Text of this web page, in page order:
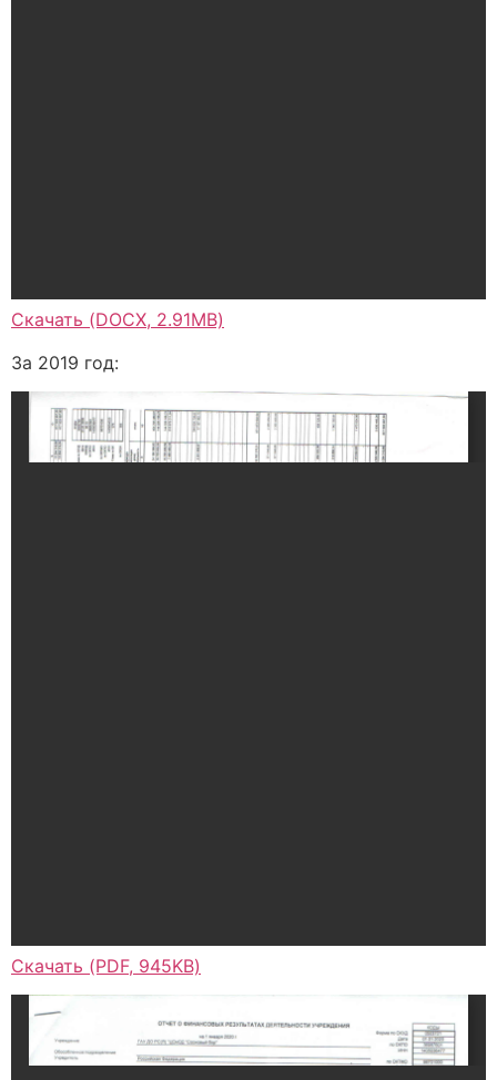
Скачать (DOCX, 2.91MB)
За 2019 год:
Скачать (PDF, 945KB)